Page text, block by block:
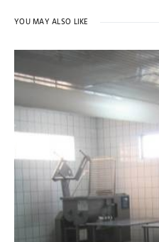
YOU MAY ALSO LIKE